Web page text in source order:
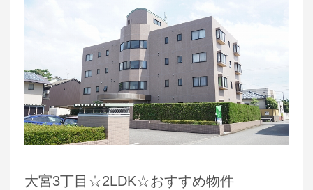
大宮3丁目☆2LDK☆おすすめ物件